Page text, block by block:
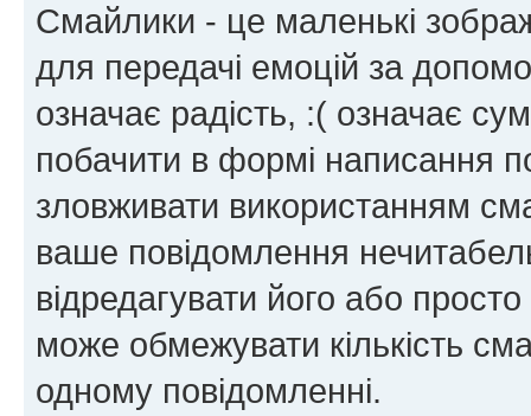
Смайлики - це маленькі
для передачі емоцій за
означає радість, :( означає
побачити в формі написання
зловживати використанням
ваше повідомлення
відредагувати його або
може обмежувати кількість
одному повідомленні.